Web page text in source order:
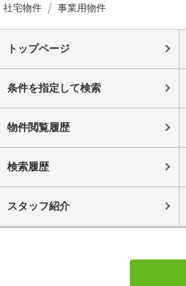
社宅物件 事業用物件
トップページ
条件を指定して検索
物件閲覧履歴
検索履歴
スタッフ紹介